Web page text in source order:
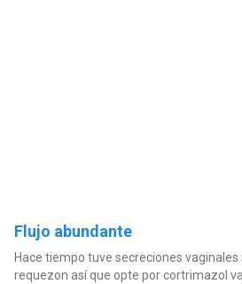
Flujo abundante
Hace tiempo tuve secreciones
requezon así que opte por cortrimazol